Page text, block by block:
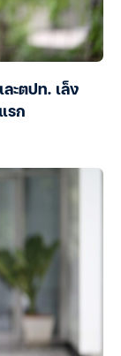
ะตปท. เล็ง
รก